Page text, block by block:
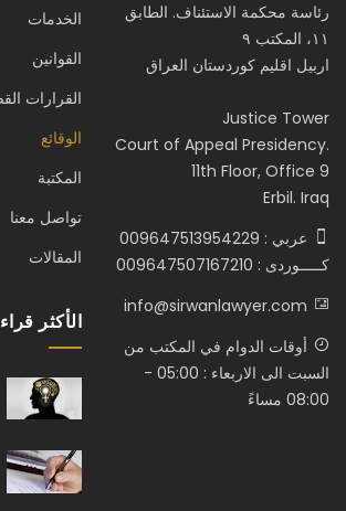
رئاسة محكمة الاستئناف. الطابق
١١، المكتب ٩
اربيل اقليم كوردستان العراق
Justice Tower
Court of Appeal Presidency.
11th Floor, Office 9
Erbil. Iraq
عربي : 009647513954229
كـــــوردى : 009647507167210
info@sirwanlawyer.com
أوقات الدوام في المكتب من
السبت الى الاربعاء : 05:00 -
08:00 مساءً
الخدمات
القوانين
القرارات
الوقائع
المكتبة
تواصل معنا
المقالات
الأكثر